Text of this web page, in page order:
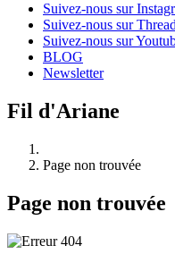
Suivez-nous sur
Suivez-nous sur
Suivez-nous sur
BLOG
Newsletter
Fil d'Ariane
Page non trouvée
Page non trouvée